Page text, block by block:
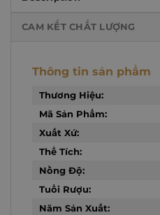
CAM KẾT CHẤT LƯỢNG
Thông tin sản phẩm
Thương Hiệu:
Mã Sản Phẩm:
Xuất Xứ:
Thể Tích:
Nồng Độ:
Tuổi Rượu:
Năm Sản Xuất: